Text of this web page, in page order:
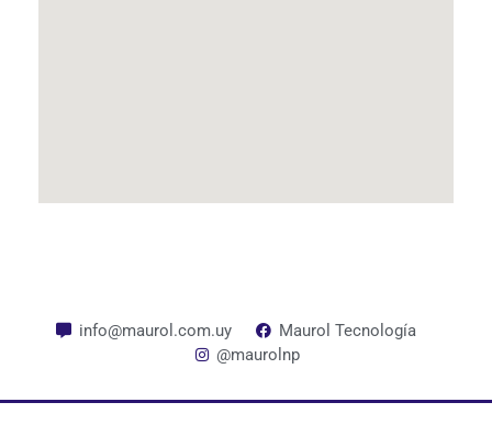
info@maurol.com.uy
Maurol Tecnología
@maurolnp